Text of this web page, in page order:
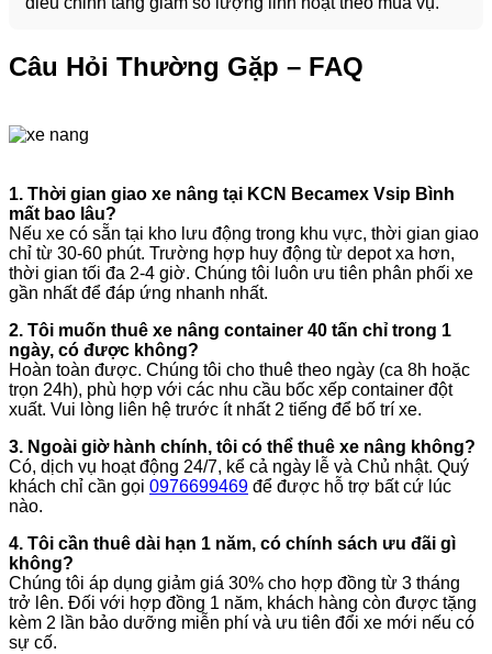
Câu Hỏi Thường Gặp – FAQ
1. Thời gian giao xe nâng tại KCN Becamex Vsip Bình
mất bao lâu?
Nếu xe có sẵn tại kho lưu động trong khu vực, thời gian giao
chỉ từ 30-60 phút. Trường hợp huy động từ depot xa hơn,
thời gian tối đa 2-4 giờ. Chúng tôi luôn ưu tiên phân phối xe
gần nhất để đáp ứng nhanh nhất.
2. Tôi muốn thuê xe nâng container 40 tấn chỉ trong 1
ngày, có được không?
Hoàn toàn được. Chúng tôi cho thuê theo ngày (ca 8h hoặc
trọn 24h), phù hợp với các nhu cầu bốc xếp container đột
xuất. Vui lòng liên hệ trước ít nhất 2 tiếng để bố trí xe.
3. Ngoài giờ hành chính, tôi có thể thuê xe nâng không?
Có, dịch vụ hoạt động 24/7, kể cả ngày lễ và Chủ nhật. Quý
khách chỉ cần gọi 0976699469 để được hỗ trợ bất cứ lúc
nào.
4. Tôi cần thuê dài hạn 1 năm, có chính sách ưu đãi gì
không?
Chúng tôi áp dụng giảm giá 30% cho hợp đồng từ 3 tháng
trở lên. Đối với hợp đồng 1 năm, khách hàng còn được tặng
kèm 2 lần bảo dưỡng miễn phí và ưu tiên đổi xe mới nếu có
sự cố.